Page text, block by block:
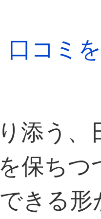
口コミ
添う、
保ち
きる